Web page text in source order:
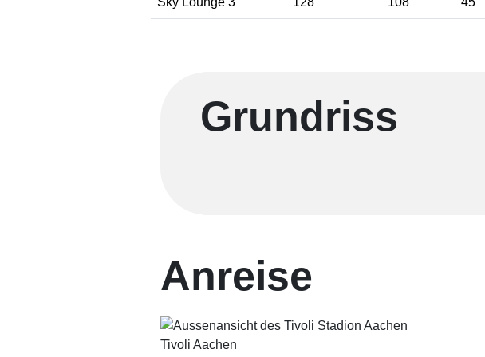
Grundriss
Anreise
Tivoli Aachen